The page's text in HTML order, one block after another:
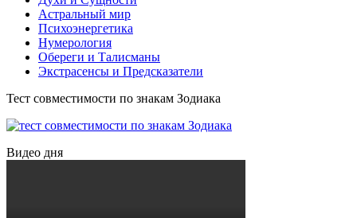
Астральный мир
Психоэнергетика
Нумерология
Обереги и Талисманы
Экстрасенсы и Предсказатели
Тест совместимости по знакам Зодиака
Видео дня